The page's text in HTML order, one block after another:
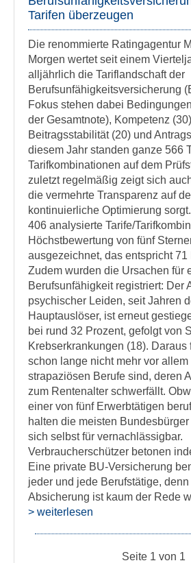
Tarifen überzeugen
Die renommierte Ratingagentur
Morgen wertet seit einem
alljährlich die Tariflandschaft der
Berufsunfähigkeitsversicherung
Fokus stehen dabei
der Gesamtnote), Kompetenz
Beitragsstabilität (20) und
diesem Jahr standen ganze 566
Tarifkombinationen auf dem
zuletzt regelmäßig zeigt sich
die vermehrte Transparenz auf
kontinuierliche Optimierung
406 analysierte Tarife/
Höchstbewertung von fünf
ausgezeichnet, das entspricht 71
Zudem wurden die Ursachen für
Berufsunfähigkeit registriert: Der
psychischer Leiden, seit Jahren
Hauptauslöser, ist erneut
bei rund 32 Prozent, gefolgt von
Krebserkrankungen (18). Daraus
schon lange nicht mehr vor
strapaziösen Berufe sind, deren
zum Rentenalter schwerfällt.
einer von fünf Erwerbtätigen
halten die meisten
sich selbst für vernachlässigbar.
Verbraucherschützer betonen
Eine private BU-Versicherung
jeder und jede Berufstätige,
Absicherung ist kaum der Rede
> weiterlesen
Seite 1 von 1